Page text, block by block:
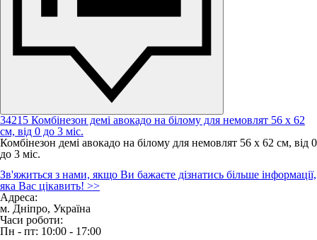
34215 Комбінезон демі авокадо на білому для немовлят 56 х 62
см, від 0 до 3 міс.
Комбінезон демі авокадо на білому для немовлят 56 х 62 см, від 0
до 3 міс.
Зовні: ранфорс (100 % бавовна);
Утеплювач: демісезонний синтепон;
Підклад: фліс;
Розмір: 56 - 62 см,
Вік дитини: від 0 до 3 місяців
Зовнішня температура: до + 5 градусів Цельсія.
Зв'яжиться з нами, якщо Ви бажаєте дізнатись більше інформації,
яка Вас цікавить! >>
Адреса:
м. Дніпро, Україна
Часи роботи:
Пн - пт: 10:00 - 17:00